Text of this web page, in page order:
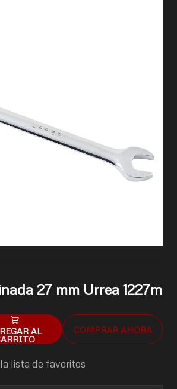
27 mm Urrea 1227m
AL COMPRAR AHORA
lista de favoritos